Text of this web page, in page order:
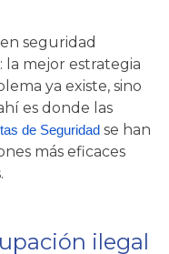
seguridad
mejor estrategia
ya existe, sino
es donde las
de Seguridad se han
más eficaces
ilegal